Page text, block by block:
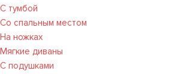
С тумбой
Со спальным местом
На ножках
Мягкие диваны
С подушками